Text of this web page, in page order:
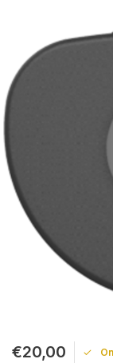
€20,00